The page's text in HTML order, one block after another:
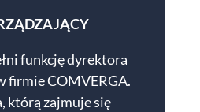
funkcję dyrektora
firmie COMVERGA.
którą zajmuje się